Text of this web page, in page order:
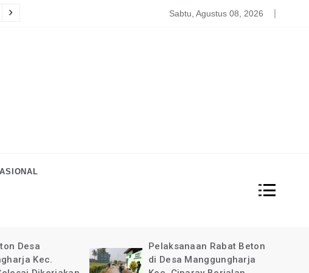
Satgas PDBA Bantah Tidak Akomodir Bantuan Korban
Sabtu, Agustus 08, 2026
Rabat Beton
Pimpinan Redaksi Garda
News Indonesia Ucapkan